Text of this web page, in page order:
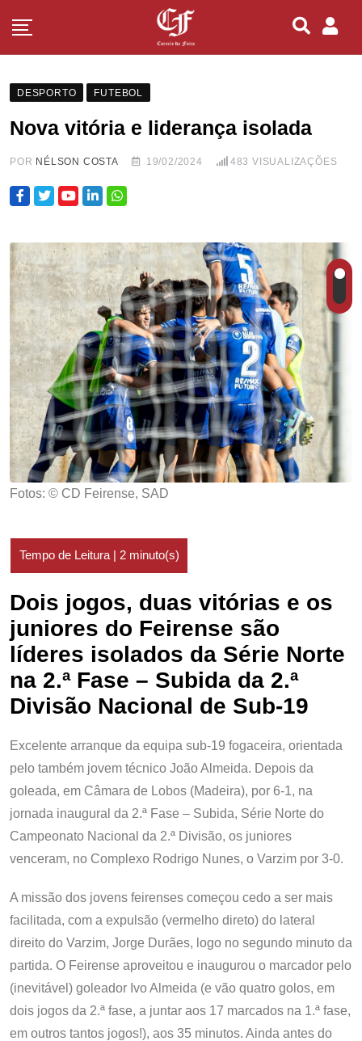
DESPORTO FUTEBOL
Nova vitória e liderança isolada
POR NÉLSON COSTA 19/02/2024 483 VISUALIZAÇÕES
Fotos: © CD Feirense, SAD
Dois jogos, duas vitórias e os
juniores do Feirense são
líderes isolados da Série Norte
na 2.ª Fase – Subida da 2.ª
Divisão Nacional de Sub-19
Excelente arranque da equipa sub-19 fogaceira, orientada
pelo também jovem técnico João Almeida. Depois da
goleada, em Câmara de Lobos (Madeira), por 6-1, na
jornada inaugural da 2.ª Fase – Subida, Série Norte do
Campeonato Nacional da 2.ª Divisão, os juniores
venceram, no Complexo Rodrigo Nunes, o Varzim por 3-0.
A missão dos jovens feirenses começou cedo a ser mais
facilitada, com a expulsão (vermelho direto) do lateral
direito do Varzim, Jorge Durães, logo no segundo minuto da
partida. O Feirense aproveitou e inaugurou o marcador pelo
(inevitável) goleador Ivo Almeida (e vão quatro golos, em
dois jogos da 2.ª fase, a juntar aos 17 marcados na 1.ª fase,
em outros tantos jogos!), aos 35 minutos. Ainda antes do